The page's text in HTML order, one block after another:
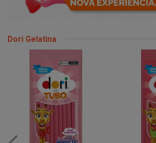
Dori Gelatina